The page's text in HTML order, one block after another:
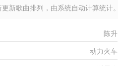
新歌曲排列，由系统自动计算统计。
陈升
动力火车